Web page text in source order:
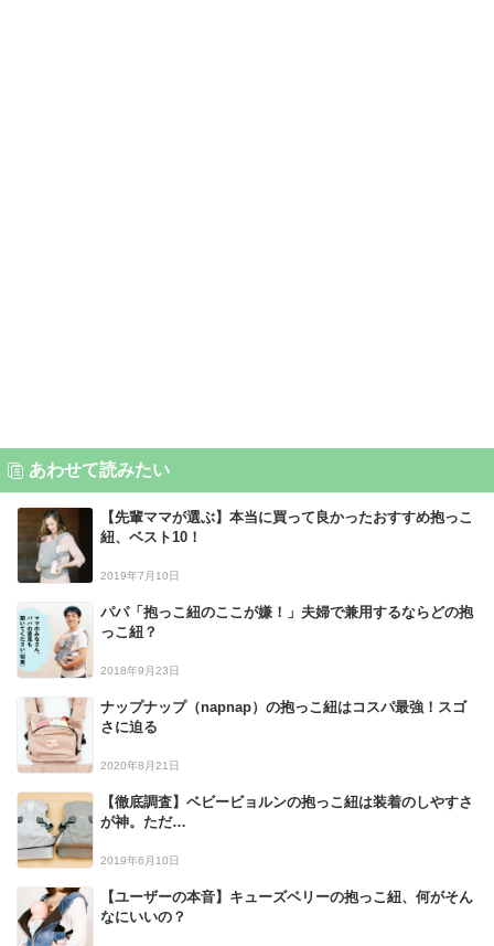
あわせて読みたい
【先輩ママが選ぶ】本当に買って良かったおすすめ抱っこ
紐、ベスト10！
2019年7月10日
パパ「抱っこ紐のここが嫌！」夫婦で兼用するならどの抱
っこ紐？
2018年9月23日
ナップナップ（napnap）の抱っこ紐はコスパ最強！スゴ
さに迫る
2020年8月21日
【徹底調査】ベビービョルンの抱っこ紐は装着のしやすさ
が神。ただ…
2019年6月10日
【ユーザーの本音】キューズベリーの抱っこ紐、何がそん
なにいいの？